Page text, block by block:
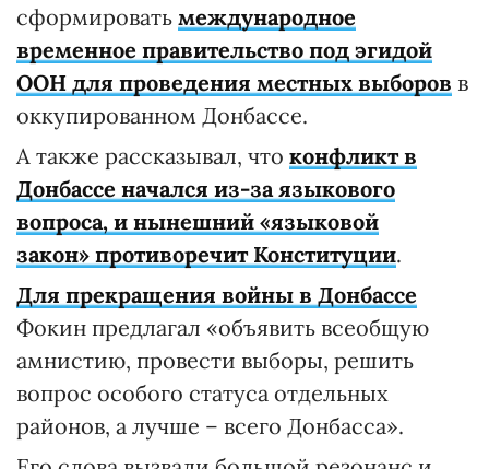
сформировать международное
временное правительство под эгидой
ООН для проведения местных выборов в
оккупированном Донбассе.
А также рассказывал, что конфликт в
Донбассе начался из-за языкового
вопроса, и нынешний «языковой
закон» противоречит Конституции.
Для прекращения войны в Донбассе
Фокин предлагал «объявить всеобщую
амнистию, провести выборы, решить
вопрос особого статуса отдельных
районов, а лучше – всего Донбасса».